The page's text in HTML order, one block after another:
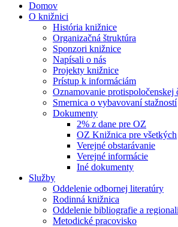
Domov
O knižnici
História knižnice
Organizačná štruktúra
Sponzori knižnice
Napísali o nás
Projekty knižnice
Prístup k informáciám
Oznamovanie protispoločenskej
Smernica o vybavovaní stažností
Dokumenty
2% z dane pre OZ
OZ Knižnica pre všetkých
Verejné obstarávanie
Verejné informácie
Iné dokumenty
Služby
Oddelenie odbornej literatúry
Rodinná knižnica
Oddelenie bibliografie a
Metodické pracovisko